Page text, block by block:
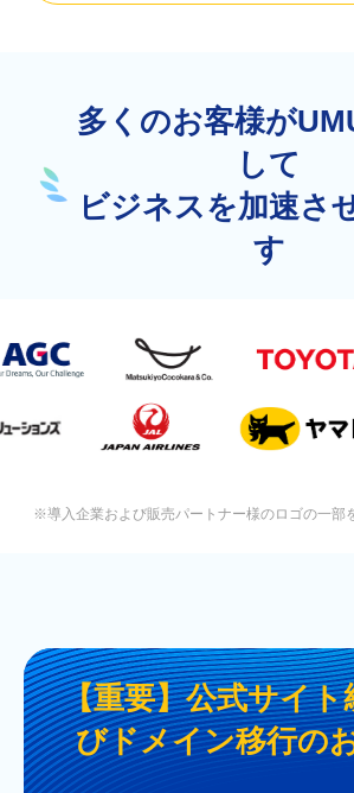
多くのお客様が
して
ビジネスを加速さ
す
※導入企業および販売パートナー様のロゴの一部
【重要】公式サイト
びドメイン移行の